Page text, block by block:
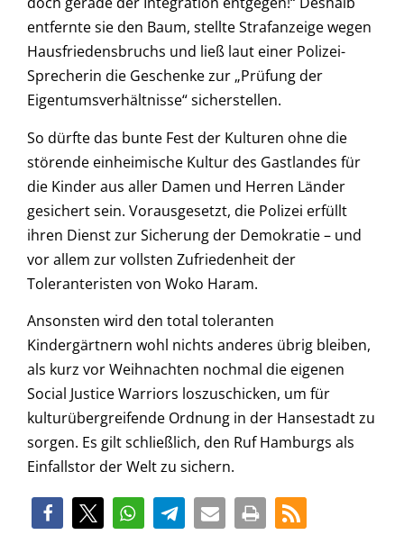
entfernte sie den Baum, stellte Strafanzeige wegen
Hausfriedensbruchs und ließ laut einer Polizei-
Sprecherin die Geschenke zur „Prüfung der
Eigentumsverhältnisse“ sicherstellen.
So dürfte das bunte Fest der Kulturen ohne die
störende einheimische Kultur des Gastlandes für
die Kinder aus aller Damen und Herren Länder
gesichert sein. Vorausgesetzt, die Polizei erfüllt
ihren Dienst zur Sicherung der Demokratie – und
vor allem zur vollsten Zufriedenheit der
Toleranteristen von Woko Haram.
Ansonsten wird den total toleranten
Kindergärtnern wohl nichts anderes übrig bleiben,
als kurz vor Weihnachten nochmal die eigenen
Social Justice Warriors loszuschicken, um für
kulturübergreifende Ordnung in der Hansestadt zu
sorgen. Es gilt schließlich, den Ruf Hamburgs als
Einfallstor der Welt zu sichern.